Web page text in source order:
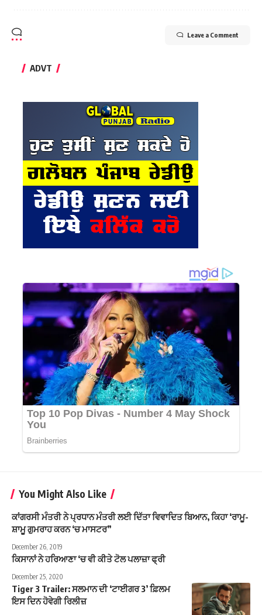
Leave a Comment
ADVT
You Might Also Like
ਕਾਂਗਰਸੀ ਮੰਤਰੀ ਨੇ ਪ੍ਰਧਾਨ ਮੰਤਰੀ ਲਈ ਦਿੱਤਾ ਵਿਵਾਦਿਤ ਬਿਆਨ, ਕਿਹਾ ‘ਰਾਮੂ-
ਸ਼ਾਮੂ ਗੁਮਰਾਹ ਕਰਨ ‘ਚ ਮਾਸਟਰ”
December 26, 2019
ਕਿਸਾਨਾਂ ਨੇ ਹਰਿਆਣਾ ‘ਚ ਵੀ ਕੀਤੇ ਟੋਲ ਪਲਾਜ਼ਾ ਫ੍ਰੀ
December 25, 2020
Tiger 3 Trailer: ਸਲਮਾਨ ਦੀ ‘ਟਾਈਗਰ 3’ ਫ਼ਿਲਮ
ਇਸ ਦਿਨ ਹੋਵੇਗੀ ਰਿਲੀਜ਼